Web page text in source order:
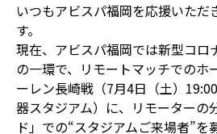
いつもアビスパ福岡を応援いただ
す。
現在、アビスパ福岡では新型コロ
の一環で、リモートマッチでのホ
ーレン長崎戦（7月4日（土）
器スタジアム）に、リモーターの
ド」での“スタジアムご来場者”を